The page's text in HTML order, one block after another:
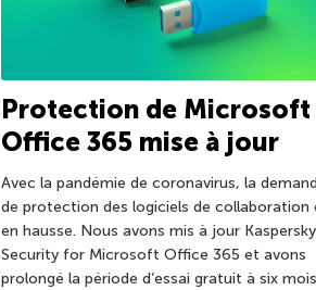
Protection de Microsoft
Office 365 mise à jour
Avec la pandémie de coronavirus, la
de protection des logiciels de collaboration
en hausse. Nous avons mis à jour Kaspersky
Security for Microsoft Office 365 et avons
prolongé la période d’essai gratuit à six